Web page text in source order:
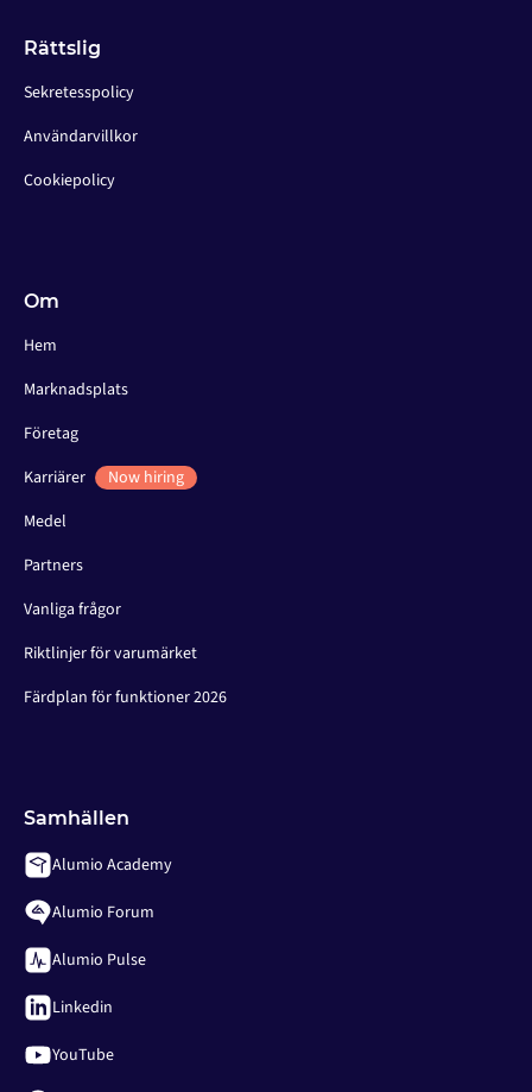
Rättslig
Sekretesspolicy
Användarvillkor
Cookiepolicy
Om
Hem
Marknadsplats
Företag
Karriärer
Now hiring
Medel
Partners
Vanliga frågor
Riktlinjer för varumärket
Färdplan för funktioner 2026
Samhällen
Alumio Academy
Alumio Forum
Alumio Pulse
Linkedin
YouTube